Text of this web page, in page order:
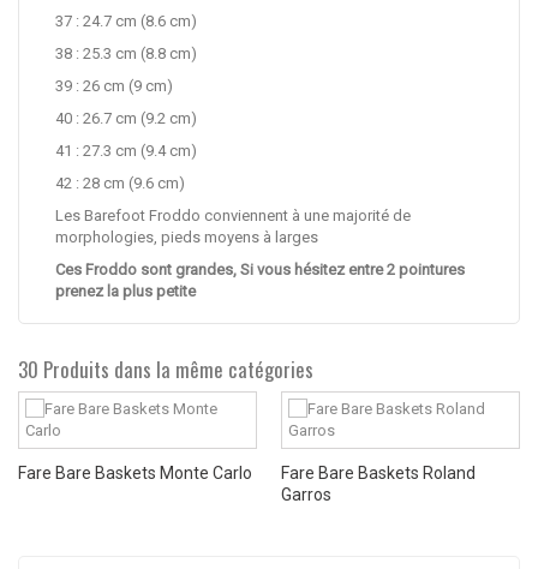
37 : 24.7 cm (8.6 cm)
38 : 25.3 cm (8.8 cm)
39 : 26 cm (9 cm)
40 : 26.7 cm (9.2 cm)
41 : 27.3 cm (9.4 cm)
42 : 28 cm (9.6 cm)
Les Barefoot Froddo conviennent à une majorité de
morphologies, pieds moyens à larges
Ces Froddo sont grandes, Si vous hésitez entre 2 pointures
prenez la plus petite
30 Produits dans la même catégories
Fare Bare Baskets Monte Carlo
Fare Bare Baskets Roland
Garros